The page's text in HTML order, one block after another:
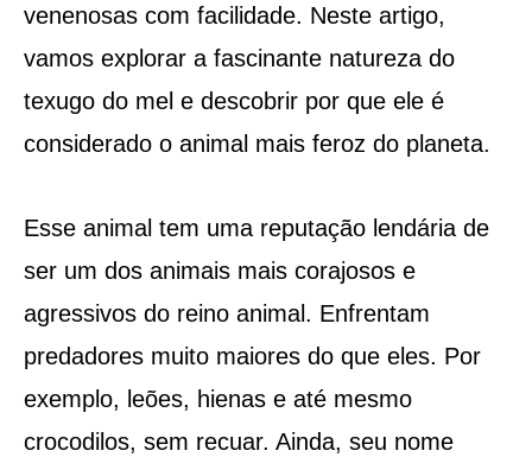
venenosas com facilidade. Neste artigo,
vamos explorar a fascinante natureza do
texugo do mel e descobrir por que ele é
considerado o animal mais feroz do planeta.
Esse animal tem uma reputação lendária de
ser um dos animais mais corajosos e
agressivos do reino animal. Enfrentam
predadores muito maiores do que eles. Por
exemplo, leões, hienas e até mesmo
crocodilos, sem recuar. Ainda, seu nome